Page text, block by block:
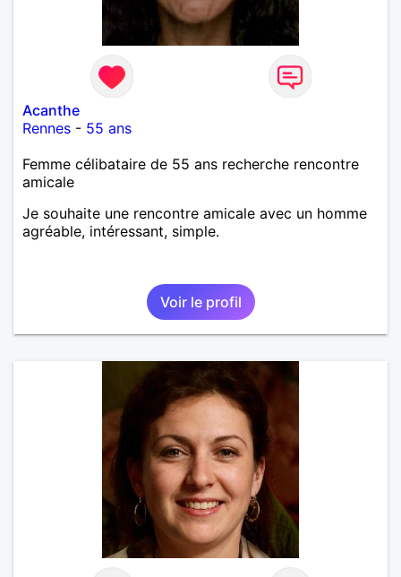
Acanthe
Rennes - 55 ans
Femme célibataire de 55 ans recherche rencontre
amicale
Je souhaite une rencontre amicale avec un homme
agréable, intéressant, simple.
Voir le profil